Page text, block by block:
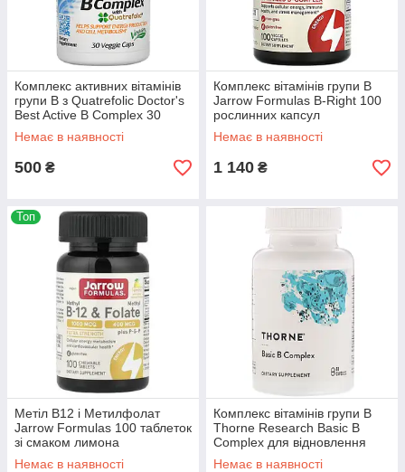
Комплекс активних вітамінів
групи B з Quatrefolic Doctor's
Best Active B Complex 30
рослинних капсул
Немає в наявності
500 ₴
Комплекс вітамінів групи B
Jarrow Formulas B-Right 100
рослинних капсул
Немає в наявності
1 140 ₴
Топ
Метіл B12 і Метилфолат
Jarrow Formulas 100 таблеток
зі смаком лимона
Немає в наявності
Комплекс вітамінів групи B
Thorne Research Basic B
Complex для відновлення
енергії 60 капсул
Немає в наявності